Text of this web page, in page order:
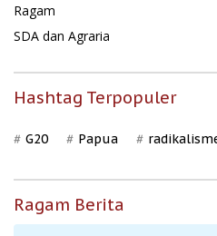
Ragam
SDA dan Agraria
Hashtag Terpopuler
G20 Papua
Ragam Berita